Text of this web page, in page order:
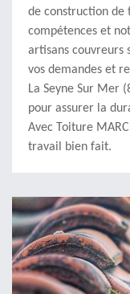
de construction de
compétences et
artisans couvreurs
vos demandes et
La Seyne Sur Mer
pour assurer la
Avec Toiture
travail bien fait.